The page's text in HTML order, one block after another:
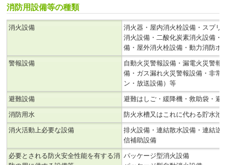
消防用設備等の種類
消火設備
消火器・屋内消火栓設備・スプリ
消火設備・二酸化炭素消火設備・
備・屋外消火栓設備・動力消防ポ
警報設備
自動火災警報設備・漏電火災警報
備・ガス漏れ火災警報設備・非常
ン・放送設備）等
避難設備 避難はしご・緩降機・救助袋・避
消防用水 防火水槽又はこれに代わる貯水池
消火活動上必要な設備
排火設備・連結散水設備・連結送
信補助設備
必要とされる防火安全性能を有する消 パッケージ型消火設備